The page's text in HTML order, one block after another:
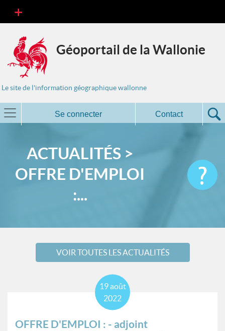
Géoportail de la Wallonie
Le site de l'information géographique wallonne
Se connecter Contact
ACTUALITÉS >
OFFRE D'EMPLOI
:...
VOIR TOUTES LES ACTUALITÉS
OFFRE D'EMPLOI : - adjoint
19août
2022